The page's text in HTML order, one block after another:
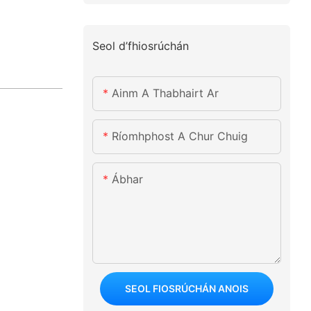
Seol d’fhiosrúchán
Ainm A Thabhairt Ar
Ríomhphost A Chur Chuig
Ábhar
SEOL FIOSRÚCHÁN ANOIS